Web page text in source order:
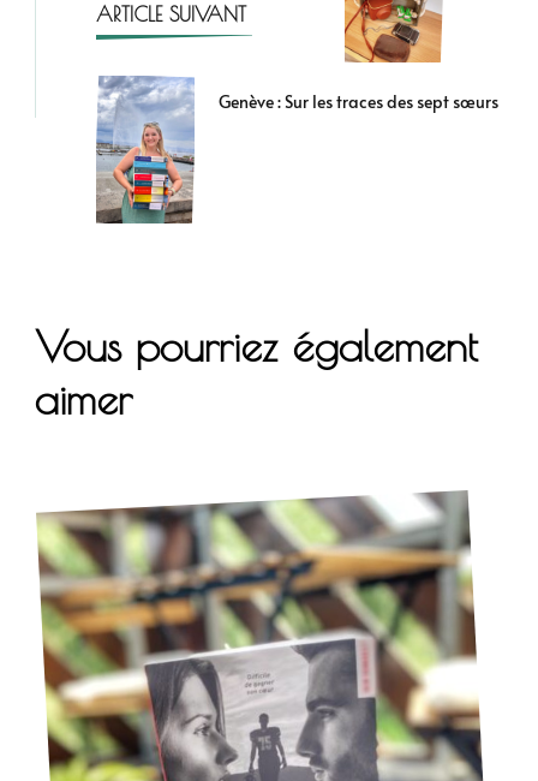
ARTICLE SUIVANT
Genève : Sur les traces des sept sœurs
Vous pourriez également
aimer